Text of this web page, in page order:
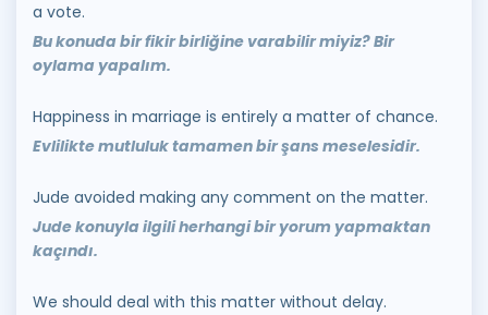
a vote.
Bu konuda bir fikir birliğine varabilir miyiz? Bir
oylama yapalım.
Happiness in marriage is entirely a matter of chance.
Evlilikte mutluluk tamamen bir şans meselesidir.
Jude avoided making any comment on the matter.
Jude konuyla ilgili herhangi bir yorum yapmaktan
kaçındı.
We should deal with this matter without delay.